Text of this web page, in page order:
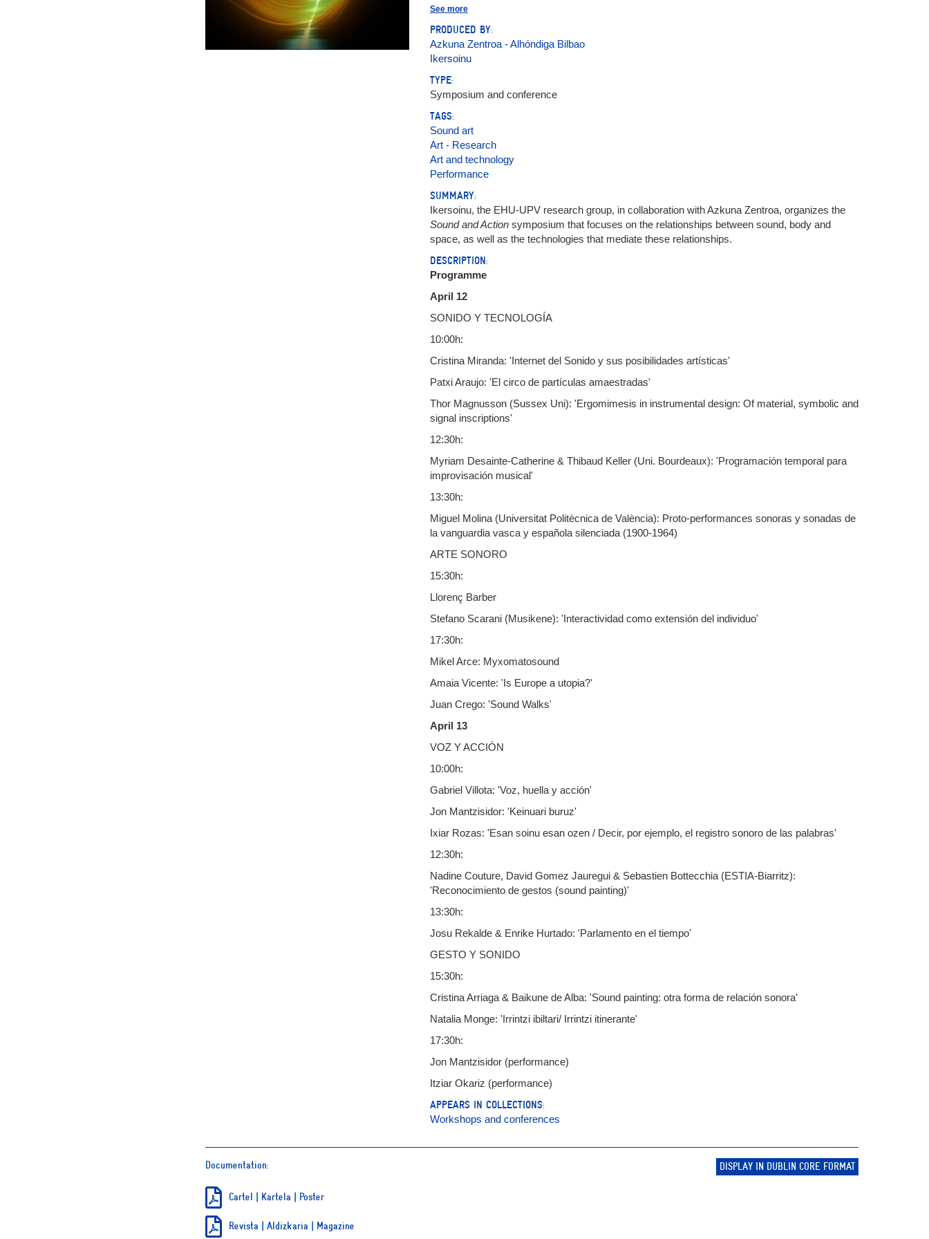
Arriaga Sanz, Cristina
Barber, Llorenç (1948- )
Bottecchia, Sébastien
Couture, Nadine
Crego, Juan (1962- )
Desainte-Catherine, Myriam
Hurtado, Enrike
Keller, Thibaud
Magnusson, Thor
Miranda de Almeida, Cristina
Molina Alarcón, Miguel
Monge Gómez, Natalia
Okariz, Itziar (1965- )
Rekalde, Josu (1959- )
Rozas, Ixiar (1972- )
Vicente García, Amaia (1976 -)
Villota Toyos, Gabriel (1964- )
See more
PRODUCED BY:
Azkuna Zentroa - Alhóndiga Bilbao
Ikersoinu
TYPE:
Symposium and conference
TAGS:
Sound art
Art - Research
Art and technology
Performance
SUMMARY:
Ikersoinu, the EHU-UPV research group, in collaboration with Azkuna Zentroa, organizes the
Sound and Actionsymposium that focuses on the relationships between sound, body and
space, as well as the technologies that mediate these relationships.
DESCRIPTION:
Programme
April 12
SONIDO Y TECNOLOGÍA
10:00h:
Cristina Miranda: 'Internet del Sonido y sus posibilidades artísticas'
Patxi Araujo: 'El circo de partículas amaestradas'
Thor Magnusson (Sussex Uni): 'Ergomimesis in instrumental design: Of material, symbolic and
signal inscriptions'
12:30h:
Myriam Desainte-Catherine & Thibaud Keller (Uni. Bourdeaux): 'Programación temporal para
improvisación musical'
13:30h:
Miguel Molina (Universitat Politècnica de València): Proto-performances sonoras y sonadas de
la vanguardia vasca y española silenciada (1900-1964)
ARTE SONORO
15:30h:
Llorenç Barber
Stefano Scarani (Musikene): 'Interactividad como extensión del individuo'
17:30h:
Mikel Arce: Myxomatosound
Amaia Vicente: 'Is Europe a utopia?'
Juan Crego: 'Sound Walks'
April 13
VOZ Y ACCIÓN
10:00h:
Gabriel Villota: 'Voz, huella y acción'
Jon Mantzisidor: 'Keinuari buruz'
Ixiar Rozas: 'Esan soinu esan ozen / Decir, por ejemplo, el registro sonoro de las palabras'
12:30h:
Nadine Couture, David Gomez Jauregui & Sebastien Bottecchia (ESTIA-Biarritz):
'Reconocimiento de gestos (sound painting)'
13:30h:
Josu Rekalde & Enrike Hurtado: 'Parlamento en el tiempo'
GESTO Y SONIDO
15:30h:
Cristina Arriaga & Baikune de Alba: 'Sound painting: otra forma de relación sonora'
Natalia Monge: 'Irrintzi ibiltari/ Irrintzi itinerante'
17:30h:
Jon Mantzisidor (performance)
Itziar Okariz (performance)
APPEARS IN COLLECTIONS:
Workshops and conferences
Documentation:
Cartel | Kartela | Poster
Revista | Aldizkaria | Magazine
DISPLAY IN DUBLIN CORE FORMAT